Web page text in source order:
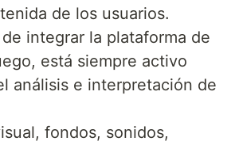
de los usuarios.
integrar la plataforma de
está siempre activo
análisis e interpretación de
fondos, sonidos,